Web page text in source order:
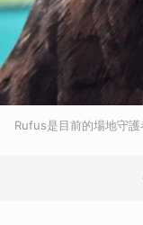
Rufus是目前的場地守護